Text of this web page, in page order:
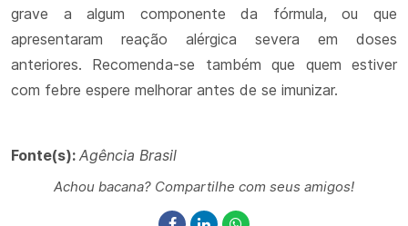
grave a algum componente da fórmula, ou que
apresentaram reação alérgica severa em doses
anteriores. Recomenda-se também que quem estiver
com febre espere melhorar antes de se imunizar.
Fonte(s): Agência Brasil
Achou bacana? Compartilhe com seus amigos!